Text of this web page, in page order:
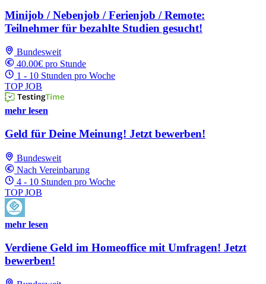
Minijob / Nebenjob / Ferienjob / Remote:
Teilnehmer für bezahlte Studien gesucht!
Bundesweit
40.00€ pro Stunde
1 - 10 Stunden pro Woche
TOP JOB
mehr lesen
Geld für Deine Meinung! Jetzt bewerben!
Bundesweit
Nach Vereinbarung
4 - 10 Stunden pro Woche
TOP JOB
mehr lesen
Verdiene Geld im Homeoffice mit Umfragen! Jetzt
bewerben!